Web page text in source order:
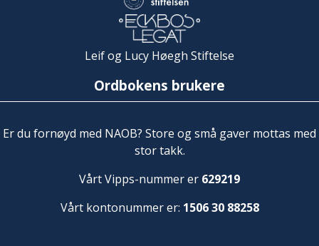
Leif og Lucy Høegh Stiftelse
Ordbokens brukere
Er du fornøyd med NAOB? Store og små gaver mottas med
stor takk.
Vårt Vipps-nummer er 629219
Vårt kontonummer er: 1506 30 88258